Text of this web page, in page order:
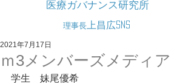
医療ガバナンス研究所
理事長 上昌広SNS
ｍ3メンバーズメディア
2021年7月17日
学生　妹尾優希